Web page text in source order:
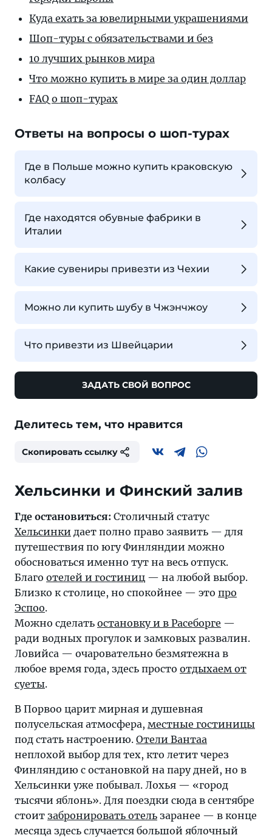
Куда ехать за ювелирными украшениями
Шоп-туры с обязательствами и без
10 лучших рынков мира
Что можно купить в мире за один доллар
FAQ о шоп-турах
Ответы на вопросы о шоп-турах
Где в Польше можно купить краковскую
колбасу
Где находятся обувные фабрики в
Италии
Какие сувениры привезти из Чехии
Можно ли купить шубу в Чжэнчжоу
Что привезти из Швейцарии
ЗАДАТЬ СВОЙ ВОПРОС
Делитесь тем, что нравится
Скопировать ссылку
Где остановиться: Столичный статус
Хельсинки дает полно право заявить — для
путешествия по югу Финляндии можно
обосноваться именно тут на весь отпуск.
Благо отелей и гостиниц — на любой выбор.
Близко к столице, но спокойнее — это про
Эспоо.
Можно сделать остановку и в Расеборге —
ради водных прогулок и замковых развалин.
Ловийса — очаровательно безмятежна в
любое время года, здесь просто отдыхаем от
суеты.
В Порвоо царит мирная и душевная
полусельская атмосфера, местные гостиницы
под стать настроению. Отели Вантаа
неплохой выбор для тех, кто летит через
Финляндию с остановкой на пару дней, но в
Хельсинки уже побывал. Лохья — «город
тысячи яблонь». Для поездки сюда в сентябре
стоит забронировать отель заранее — в конце
месяца здесь случается большой яблочный